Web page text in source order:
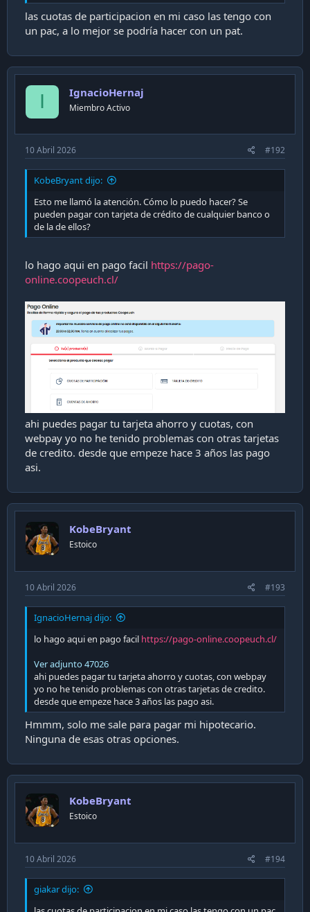
las cuotas de participacion en mi caso las tengo con
un pac, a lo mejor se podría hacer con un pat.
I IgnacioHernaj
Miembro Activo
10 Abril 2026 #192
KobeBryant dijo:
Esto me llamó la atención. Cómo lo puedo hacer? Se
pueden pagar con tarjeta de crédito de cualquier banco o
de la de ellos?
lo hago aqui en pago facil https://pago-
online.coopeuch.cl/
ahi puedes pagar tu tarjeta ahorro y cuotas, con
webpay yo no he tenido problemas con otras tarjetas
de credito. desde que empeze hace 3 años las pago
asi.
KobeBryant
Estoico
10 Abril 2026 #193
IgnacioHernaj dijo:
lo hago aqui en pago facil https://pago-online.coopeuch.cl/
Ver adjunto 47026
ahi puedes pagar tu tarjeta ahorro y cuotas, con webpay
yo no he tenido problemas con otras tarjetas de credito.
desde que empeze hace 3 años las pago asi.
Hmmm, solo me sale para pagar mi hipotecario.
Ninguna de esas otras opciones.
KobeBryant
Estoico
10 Abril 2026 #194
giakar dijo: